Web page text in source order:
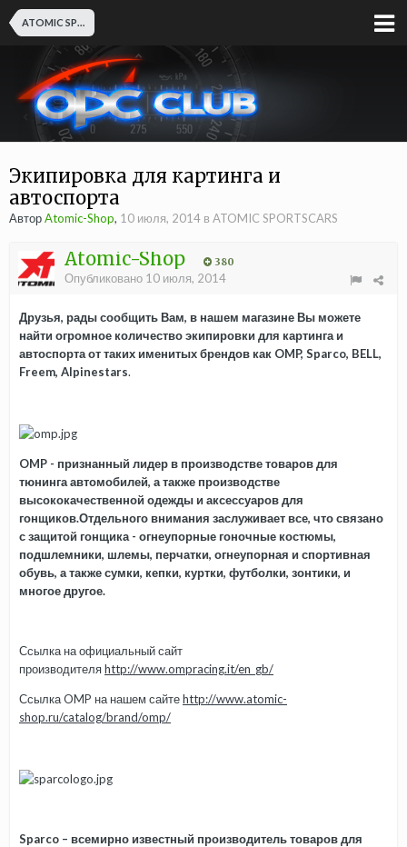
ATOMIC SPORTSCARS
Экипировка для картинга и
автоспорта
АвторAtomic-Shop, 10 июля, 2014 в ATOMIC SPORTSCARS
Atomic-Shop 380
Опубликовано 10 июля, 2014
Друзья, рады сообщить Вам, в нашем магазине Вы можете
найти огромное количество экипировки для картинга и
автоспорта от таких именитых брендов как OMP, Sparco, BELL,
Freem, Alpinestars.
OMP - признанный лидер в производстве товаров для
тюнинга автомобилей, а также производстве
высококачественной одежды и аксессуаров для
гонщиков.Отдельного внимания заслуживает все, что связано
с защитой гонщика - огнеупорные гоночные костюмы,
подшлемники, шлемы, перчатки, огнеупорная и спортивная
обувь, а также сумки, кепки, куртки, футболки, зонтики, и
многое другое.
Ссылка на официальный сайт
производителяhttp://www.ompracing.it/en_gb/
Ссылка OMP на нашем сайтеhttp://www.atomic-
shop.ru/catalog/brand/omp/
Sparco – всемирно известный производитель товаров для